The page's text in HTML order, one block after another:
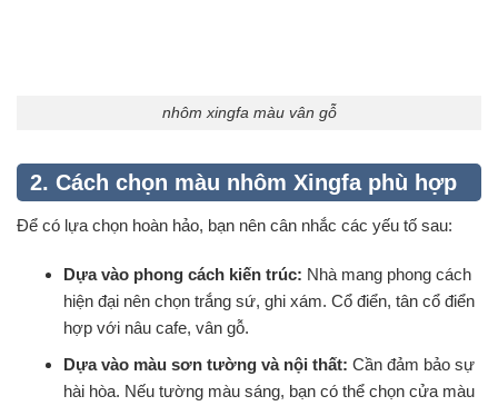
nhôm xingfa màu vân gỗ
2. Cách chọn màu nhôm Xingfa phù hợp
Để có lựa chọn hoàn hảo, bạn nên cân nhắc các yếu tố sau:
Dựa vào phong cách kiến trúc: Nhà mang phong cách
hiện đại nên chọn trắng sứ, ghi xám. Cổ điển, tân cổ điển
hợp với nâu cafe, vân gỗ.
Dựa vào màu sơn tường và nội thất: Cần đảm bảo sự
hài hòa. Nếu tường màu sáng, bạn có thể chọn cửa màu